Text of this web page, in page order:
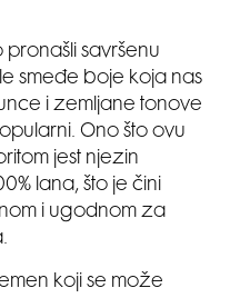
pronašli savršenu
smeđe boje koja nas
i zemljane tonove
Ono što ovu
jest njezin
lana, što je čini
i ugodnom za
koji se može